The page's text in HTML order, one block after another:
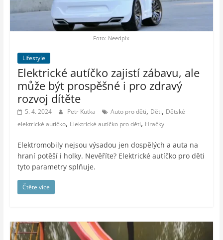
moto,
Foto: Needpix
Lifestyle
Elektrické autíčko zajistí zábavu, ale
může být prospěšné i pro zdravý
rozvoj dítěte
5. 4. 2024 Petr Kutka Auto pro děti, Děti, Dětské
elektrické autíčko, Elektrické autíčko pro děti, Hračky
Elektromobily nejsou výsadou jen dospělých a auta na
hraní potěší i holky. Nevěříte? Elektrické autíčko pro děti
tyto parametry splňuje.
Čtěte více